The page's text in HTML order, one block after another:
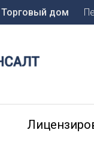
Торговый дом